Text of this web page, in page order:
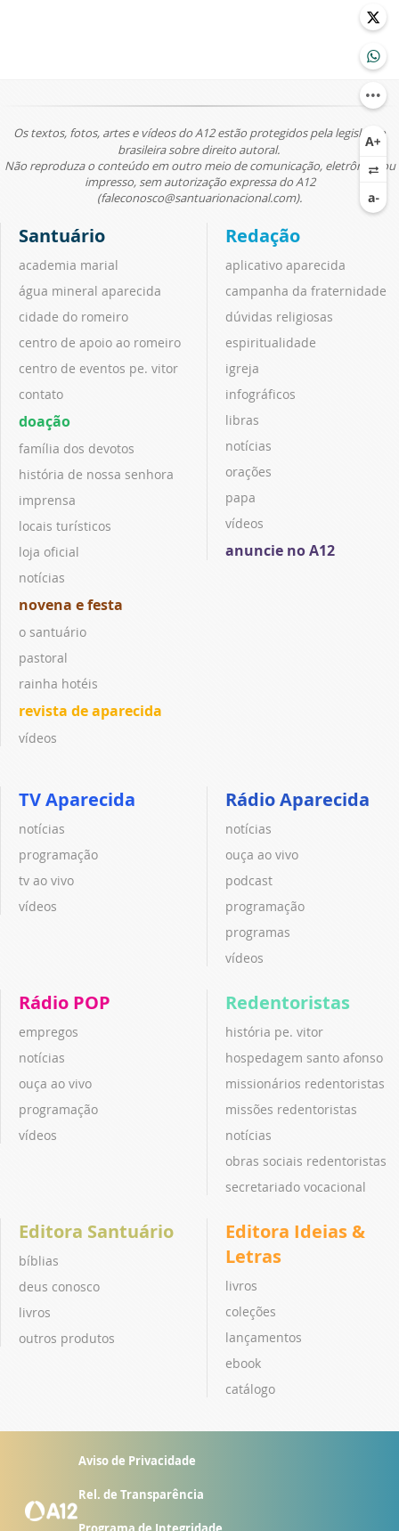
Os textos, fotos, artes e vídeos do A12 estão protegidos pela legislação
brasileira sobre direito autoral.
Não reproduza o conteúdo em outro meio de comunicação, eletrônico ou
impresso, sem autorização expressa do A12
(faleconosco@santuarionacional.com).
Santuário
academia marial
água mineral aparecida
cidade do romeiro
centro de apoio ao romeiro
centro de eventos pe. vitor
contato
doação
família dos devotos
história de nossa senhora
imprensa
locais turísticos
loja oficial
notícias
novena e festa
o santuário
pastoral
rainha hotéis
revista de aparecida
vídeos
Redação
aplicativo aparecida
campanha da fraternidade
dúvidas religiosas
espiritualidade
igreja
infográficos
libras
notícias
orações
papa
vídeos
anuncie no A12
TV Aparecida
notícias
programação
tv ao vivo
vídeos
Rádio Aparecida
notícias
ouça ao vivo
podcast
programação
programas
vídeos
Rádio POP
empregos
notícias
ouça ao vivo
programação
vídeos
Redentoristas
história pe. vitor
hospedagem santo afonso
missionários redentoristas
missões redentoristas
notícias
obras sociais redentoristas
secretariado vocacional
Editora Santuário
bíblias
deus conosco
livros
outros produtos
Editora Ideias &
Letras
livros
coleções
lançamentos
ebook
catálogo
Aviso de Privacidade
Rel. de Transparência